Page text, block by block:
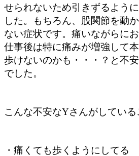
せられないため引きずるよう
した。もちろん、股関節を動
ない症状です。痛いながらに
仕事後は特に痛みが増強して
歩けないのかも・・・？と不
でした。
こんな不安なYさんがしている
・痛くても歩くようにしてる